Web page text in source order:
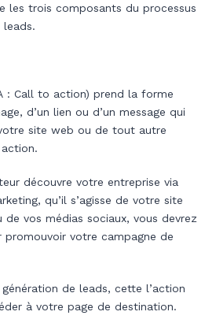
les trois composants du processus
: Call to action) prend la forme
d’un lien ou d’un message qui
site web ou de tout autre
découvre votre entreprise via
qu’il s’agisse de votre site
vos médias sociaux, vous devrez
promouvoir votre campagne de
de leads, cette l’action
à votre page de destination.